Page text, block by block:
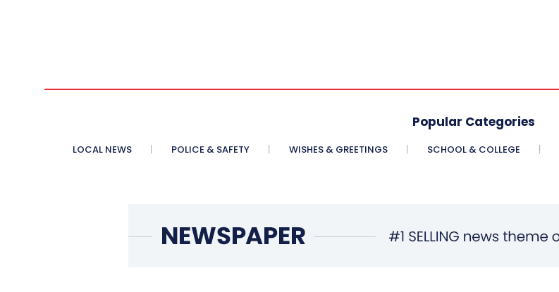
Popular Categories
LOCAL NEWS POLICE & SAFETY WISHES & GREETINGS SCHOOL & COLLEGE